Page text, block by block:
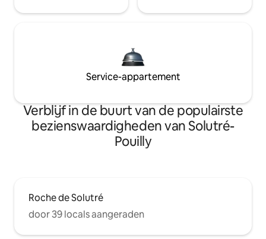
Service-appartement
Verblijf in de buurt van de populairste
bezienswaardigheden van Solutré-
Pouilly
Roche de Solutré
door 39 locals aangeraden